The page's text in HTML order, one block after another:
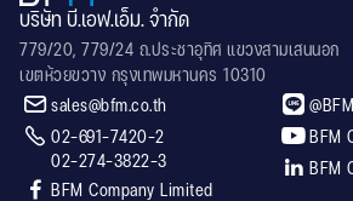
บริษัท บี.เอฟ.เอ็ม. จำกัด
779/20, 779/24 ถ.ประชาอุทิศ แขวงสามเสนนอก
เขตห้วยขวาง กรุงเทพมหานคร 10310
 sales@bfm.co.th
 02-691-7420-2
02-274-3822-3

BFM Company Limited

 BFM
 BFM